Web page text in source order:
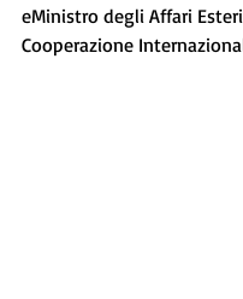
eMinistro degli Affari
Cooperazione